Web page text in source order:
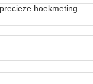
hoekmeting